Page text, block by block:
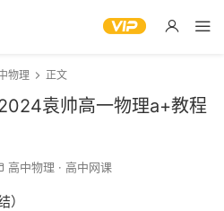
物理 正文
袁帅高一物理a+教程
高中物理 · 高中网课
）